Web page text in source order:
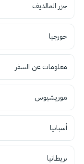
جزر المالديف
جورجيا
معلومات عن السفر
موريشيوس
أسبانيا
بريطانيا